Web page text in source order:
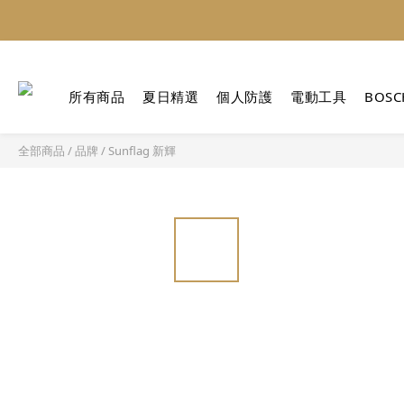
所有商品 夏日精選 個人防護 電動工具
全部商品 /品牌 / Sunflag 新輝